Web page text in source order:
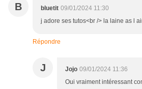
B bluetit 09/01/2024 11:30
j adore ses tutos<br /> la laine as l
Répondre
J Jojo 09/01/2024 11:36
Oui vraiment intéressant